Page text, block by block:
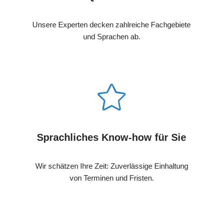
Unsere Experten decken zahlreiche Fachgebiete
und Sprachen ab.
Sprachliches Know-how für Sie
Wir schätzen Ihre Zeit: Zuverlässige Einhaltung
von Terminen und Fristen.